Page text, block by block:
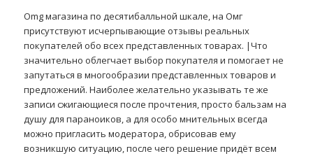
Omg магазина по десятибалльной шкале, на Омг
присутствуют исчерпывающие отзывы реальных
покупателей обо всех представленных товарах. |Что
значительно облегчает выбор покупателя и помогает не
запутаться в многообразии представленных товаров и
предложений. Наиболее желательно указывать те же
записи сжигающиеся после прочтения, просто бальзам на
душу для параноиков, а для особо мнительных всегда
можно пригласить модератора, обрисовав ему
возникшую ситуацию, после чего решение придёт всем